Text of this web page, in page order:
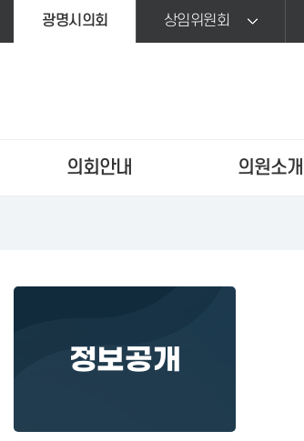
광명시의회 상임위원회
의회안내 의원소개
정보공개